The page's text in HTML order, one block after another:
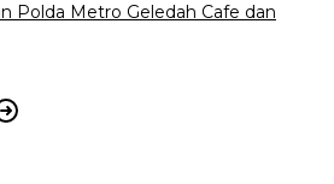
Polda Metro Geledah Cafe dan